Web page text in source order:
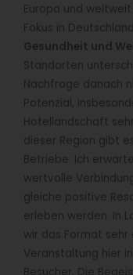
Europa und
Fokus in
Gesundheit und
Standorten
Nachfrage danach
Potenzial,
Hotellandschaft
dieser Region gibt
Betriebe. Ich
wertvolle
gleiche positive
erleben werden. In
wir das Format
Veranstaltung hier